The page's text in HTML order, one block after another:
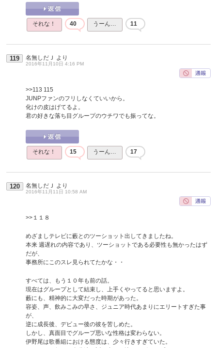
それな！ 40 うーん… 11
119 名無しだＪ より
2016年11月10日 4:16 PM
>>113 115
JUNPファンのフリしなくていいから。
化けの皮はげてるよ。
君の好きな落ち目グループのウチワでも振ってな。
それな！ 15 うーん… 17
120 名無しだＪ より
2016年11月11日 10:58 AM
>>１１８
めざましテレビに藪とのツーショット出してきましたね。
本来 週遅れの内容であり、ツーショットである必要性も無かったはず
だが、
事務所にこのスレ見られてたかな・・
すべては、もう１０年も前の話。
現在はグループとして結束し、上手くやってると思いますよ。
藪にも、精神的に大変だった時期があった。
容姿、声、飲みこみの早さ、ジュニア時代あまりにエリートすぎた事
が、
逆に成長後、デビュー後の彼を苦しめた。
しかし、真面目でグループ思いな性格は変わらない。
伊野尾は歌番組における態度は、少々行きすぎていた。